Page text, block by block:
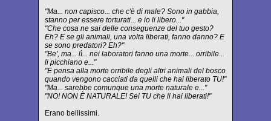
"Ma... non capisco... che c'è di male? Sono in gabbia,
stanno per essere torturati... e io li libero..."
"Che cosa ne sai delle conseguenze del tuo gesto?
Eh? E se gli animali, una volta liberati, fanno danno? E
se sono predatori? Eh?"
"Be', ma... lì... nei laboratori fanno una morte... orribile...
li picchiano e..."
"E pensa alla morte orribile degli altri animali del bosco
quando vengono cacciati da quelli che hai liberato TU!"
"Ma... sarebbe comunque una morte naturale e..."
"NO! NON È NATURALE! Sei TU che li hai liberati!"
Erano bellissimi.